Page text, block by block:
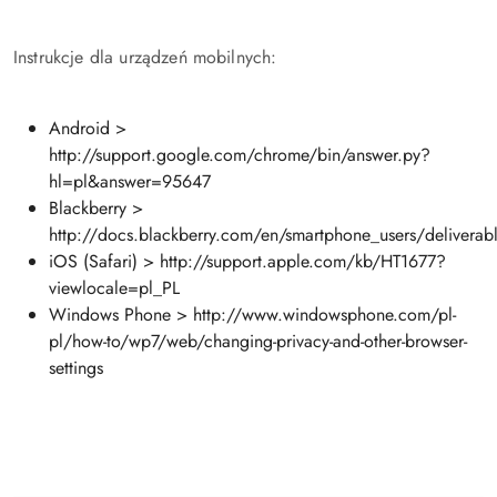
Instrukcje dla urządzeń mobilnych:
Android >
http://support.google.com/chrome/bin/answer.py?
hl=pl&answer=95647
Blackberry >
http://docs.blackberry.com/en/smartphone_users/
iOS (Safari) > http://support.apple.com/kb/HT1677?
viewlocale=pl_PL
Windows Phone > http://www.windowsphone.com/pl-
pl/how-to/wp7/web/changing-privacy-and-other-browser-
settings